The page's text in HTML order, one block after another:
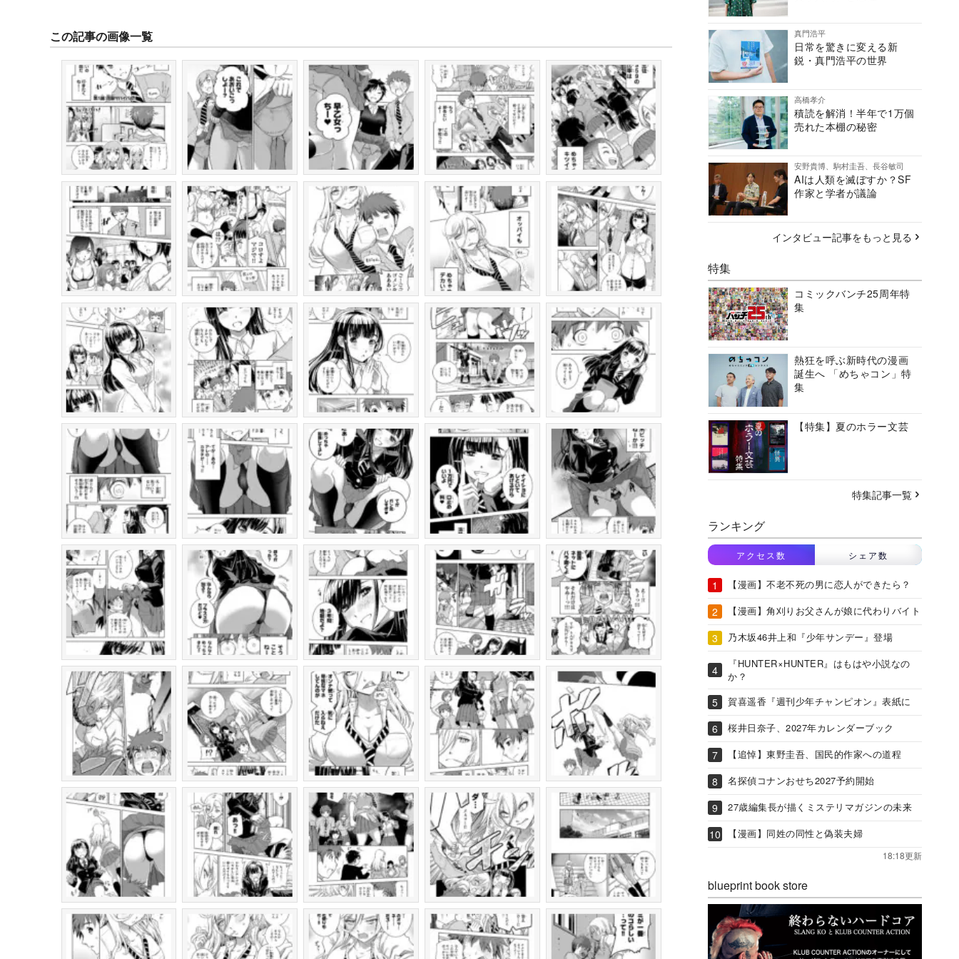
この記事の画像一覧 真門浩平
日常を驚きに変える新
鋭・真門浩平の世界
高橋孝介
積読を解消！半年で1万個
売れた本棚の秘密
安野貴博、駒村圭吾、長谷敏司
AIは人類を滅ぼすか？SF
作家と学者が議論
インタビュー記事をもっと見る
特集
コミックバンチ25周年特
集
熱狂を呼ぶ新時代の漫画
誕生へ 「めちゃコン」特
集
【特集】夏のホラー文芸
特集記事一覧
ランキング
アクセス数 シェア数
【漫画】不老不死の男に恋人ができたら？
【漫画】角刈りお父さんが娘に代わりバイト
乃木坂46井上和『少年サンデー』登場
『HUNTER×HUNTER』はもはや小説なの
か？
賀喜遥香『週刊少年チャンピオン』表紙に
桜井日奈子、2027年カレンダーブック
【追悼】東野圭吾、国民的作家への道程
名探偵コナンおせち2027予約開始
27歳編集長が描くミステリマガジンの未来
【漫画】同姓の同性と偽装夫婦
18:18更新
blueprint book store